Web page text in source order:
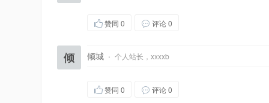
赞同 0 评论 0
倾 倾城 · 个人站长，xxxxb
赞同 0 评论 0